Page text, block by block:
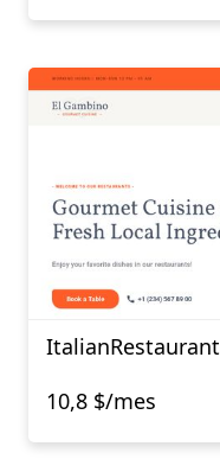
ItalianRestaurant
10,8 $/mes